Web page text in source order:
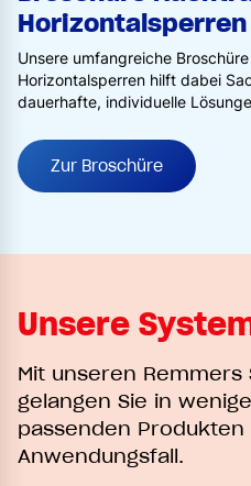
Horizontalsperren
Unsere umfangreiche
Horizontalsperren hilft dabei
dauerhafte, individuelle
Zur Broschüre
Unsere
Mit unseren
gelangen Sie in
passenden
Anwendungsfall.